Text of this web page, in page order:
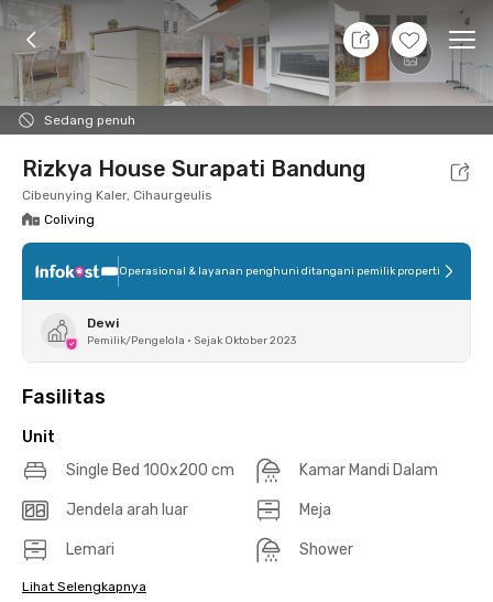
+11
Sedang penuh
11 Agt 26 - Belum tahu
Foto Fasilitas bersama Lokasi Aturan
Rizkya House Surapati Bandung
Cibeunying Kaler, Cihaurgeulis
Coliving
Operasional & layanan penghuni ditangani pemilik properti
Dewi
Pemilik/Pengelola • Sejak Oktober 2023
Fasilitas
Unit
Single Bed 100x200 cm
Kamar Mandi Dalam
Jendela arah luar Meja
Lemari Shower
Lihat Selengkapnya